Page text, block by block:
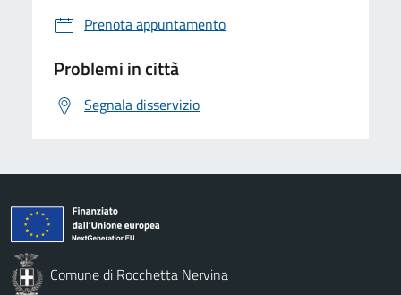
Prenota appuntamento
Problemi in città
Segnala disservizio
Comune di Rocchetta Nervina